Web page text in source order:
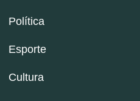
Política
Esporte
Cultura